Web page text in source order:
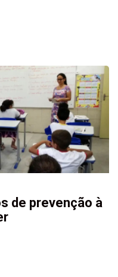
de prevenção à